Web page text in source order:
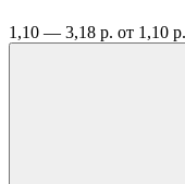
1,10 — 3,18 р. от 1,10 р.